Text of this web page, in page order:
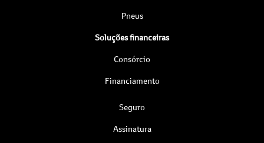
Pneus
Soluções financeiras
Consórcio
Financiamento
Seguro
Assinatura